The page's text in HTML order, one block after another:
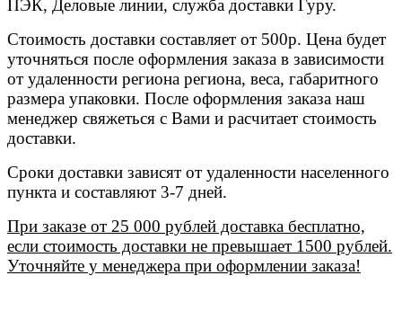
ПЭК, Деловые линии, служба доставки Гуру.
Стоимость доставки составляет от 500р. Цена будет
уточняться после оформления заказа в зависимости
от удаленности региона региона, веса, габаритного
размера упаковки. После оформления заказа наш
менеджер свяжеться с Вами и расчитает стоимость
доставки.
Сроки доставки зависят от удаленности населенного
пункта и составляют 3-7 дней.
При заказе от 25 000 рублей доставка бесплатно,
если стоимость доставки не превышает 1500 рублей.
Уточняйте у менеджера при оформлении заказа!